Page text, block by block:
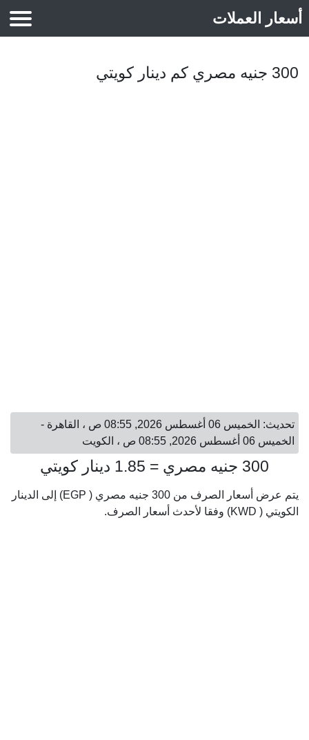
أسعار العملات
300 جنيه مصري كم دينار كويتي
تحديث: الخميس 06 أغسطس 2026, 08:55 ص ، القاهرة -
الخميس 06 أغسطس 2026, 08:55 ص ، الكويت
300 جنيه مصري = 1.85 دينار كويتي
يتم عرض أسعار الصرف من 300 جنيه مصري ( EGP) إلى الدينار
الكويتي ( KWD) وفقا لأحدث أسعار الصرف.